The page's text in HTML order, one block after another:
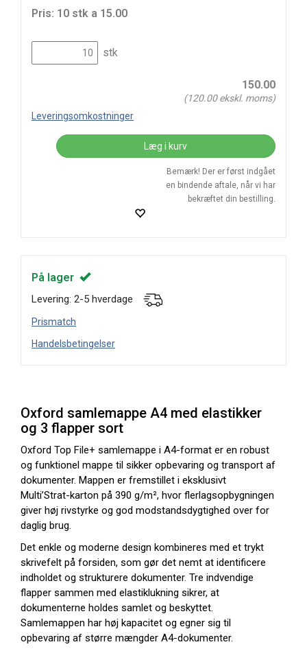
Pris: 10 stk a 15.00
stk
150.00
(120.00ekskl. moms)
Leveringsomkostninger
Læg i kurv
Bemærk! Der er først indgået
en bindende aftale, når vi har
bekræftet din bestilling.
På lager
Levering: 2-5 hverdage
Prismatch
Handelsbetingelser
Oxford samlemappe A4 med elastikker
og 3 flapper sort
Oxford Top File+ samlemappe i A4-format er en robust
og funktionel mappe til sikker opbevaring og transport af
dokumenter. Mappen er fremstillet i eksklusivt
Multi’Strat-karton på 390 g/m², hvor flerlagsopbygningen
giver høj rivstyrke og god modstandsdygtighed over for
daglig brug.
Det enkle og moderne design kombineres med et trykt
skrivefelt på forsiden, som gør det nemt at identificere
indholdet og strukturere dokumenter. Tre indvendige
flapper sammen med elastiklukning sikrer, at
dokumenterne holdes samlet og beskyttet.
Samlemappen har høj kapacitet og egner sig til
opbevaring af større mængder A4-dokumenter.